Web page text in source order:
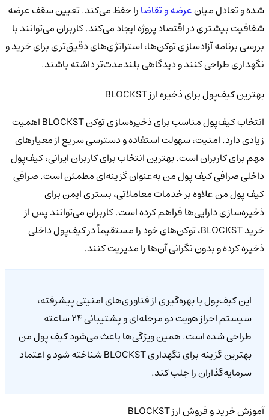
شده و تعادل میانعرضه و تقاضارا حفظ می‌کند. تعیین سقف عرضه
شفافیت بیشتری در اقتصاد پروژه ایجاد می‌کند. کاربران می‌توانند با
بررسی برنامه آزادسازی توکن‌ها، استراتژی‌های دقیق‌تری برای خرید و
نگهداری طراحی کنند و دیدگاهی بلندمدت‌تر داشته باشند.
بهترین کیف‌پول برای ذخیره ارز BLOCKST
انتخاب کیف‌پول مناسب برای ذخیره‌سازی توکن BLOCKST اهمیت
زیادی دارد. امنیت، سهولت استفاده و دسترسی سریع از معیارهای
مهم برای کاربران است. بهترین انتخاب برای کاربران ایرانی، کیف‌پول
داخلی صرافی کیف پول من به‌عنوان گزینه‌ای مطمئن است. صرافی
کیف پول من علاوه بر خدمات معاملاتی، بستری ایمن برای
ذخیره‌سازی دارایی‌ها فراهم کرده است. کاربران می‌توانند پس از
خرید BLOCKST، توکن‌های خود را مستقیماً در کیف‌پول داخلی
ذخیره کرده و بدون نگرانی آن‌ها را مدیریت کنند.
این کیف‌پول با بهره‌گیری از فناوری‌های امنیتی پیشرفته،
سیستم احراز هویت دو مرحله‌ای و پشتیبانی ۲۴ ساعته
طراحی شده است. همین ویژگی‌ها باعث می‌شود کیف پول من
بهترین گزینه برای نگهداری BLOCKST شناخته شود و اعتماد
سرمایه‌گذاران را جلب کند.
آموزش خرید و فروش ارز BLOCKST